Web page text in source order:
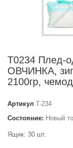
Т0234 Плед-
ОВЧИНКА,
2100гр,
Артикул T-234
Состояние: Новый
Ящик: 30 шт.